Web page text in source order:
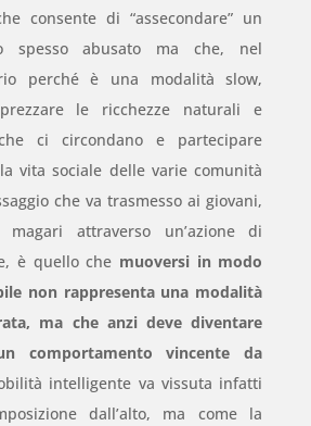
consente di “assecondare” un
spesso abusato ma che, nel
perché è una modalità slow,
le ricchezze naturali e
ci circondano e partecipare
vita sociale delle varie comunità
che va trasmesso ai giovani,
magari attraverso un’azione di
è quello che muoversi in modo
non rappresenta una modalità
ma che anzi deve diventare
comportamento vincente da
intelligente va vissuta infatti
dall’alto, ma come la